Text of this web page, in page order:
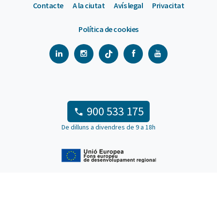
Contacte A la ciutat Avís legal Privacitat
Política de cookies
900 533 175
De dilluns a divendres de 9 a 18h